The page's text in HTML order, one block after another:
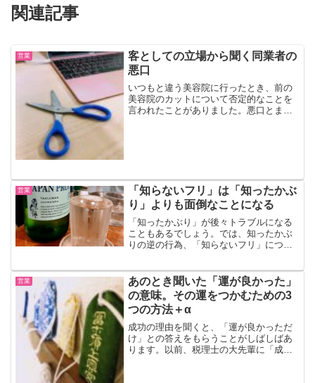
関連記事
営業
客としての立場から聞く同業者の
悪口
いつもと違う美容院に行ったとき、前の
美容院のカットについて否定的なことを
言われたことがありました。悪口とまで
営業
「知らないフリ」は「知ったかぶ
り」よりも面倒なことになる
「知ったかぶり」が後々トラブルになる
こともあるでしょう。では、知ったかぶ
りの逆の行為、「知らないフリ」につい
ントを取らなくても・・・が起こる「知
らないフリ」とある飲食店...
営業
あのとき聞いた「運が良かった」
の意味。その運をつかむための3
つの方法＋α
成功の理由を聞くと、「運が良かっただ
け」との答えをもらうことがしばしばあ
ります。以前、税理士の大先輩に「成功